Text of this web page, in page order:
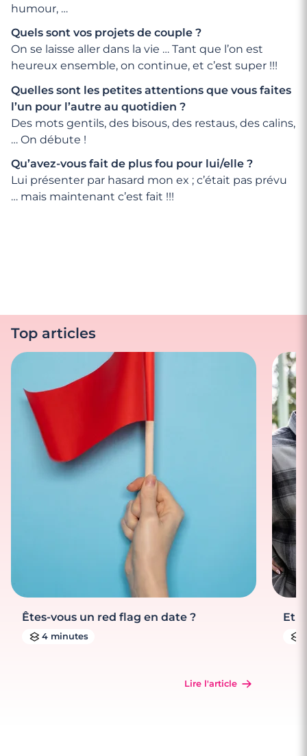
humour, …
Quels sont vos projets de couple ?
On se laisse aller dans la vie … Tant que l’on est
heureux ensemble, on continue, et c’est super !!!
Quelles sont les petites attentions que vous faites
l’un pour l’autre au quotidien ?
Des mots gentils, des bisous, des restaus, des calins,
… On débute !
Qu’avez-vous fait de plus fou pour lui/elle ?
Lui présenter par hasard mon ex ; c’était pas prévu
… mais maintenant c’est fait !!!
Top articles
Êtes-vous un red flag en date ?
4 minutes
Lire l'article
Et